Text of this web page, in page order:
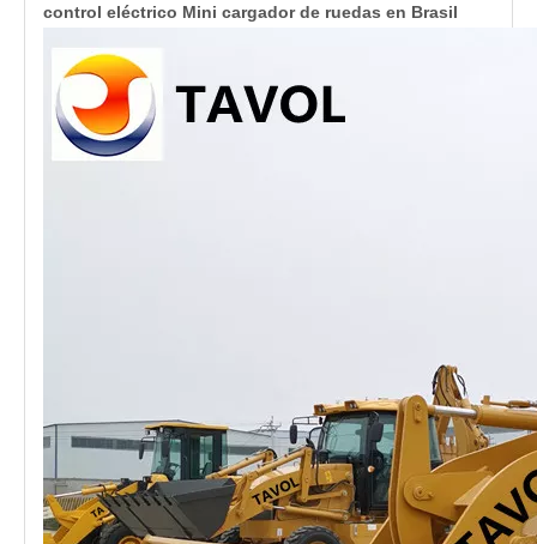
control eléctrico Mini cargador de ruedas en Brasil